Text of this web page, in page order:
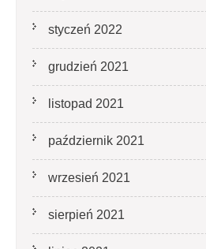
styczeń 2022
grudzień 2021
listopad 2021
październik 2021
wrzesień 2021
sierpień 2021